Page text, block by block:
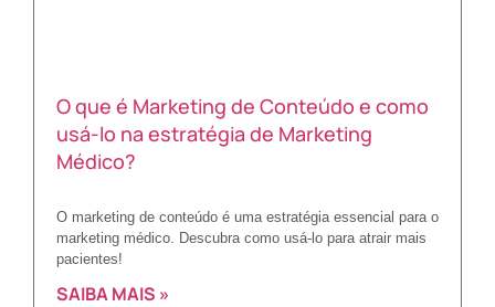
O que é Marketing de Conteúdo e como
usá-lo na estratégia de Marketing
Médico?
O marketing de conteúdo é uma estratégia essencial para o
marketing médico. Descubra como usá-lo para atrair mais
pacientes!
SAIBA MAIS »